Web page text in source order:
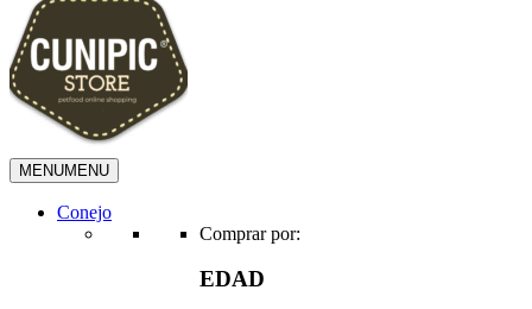
MENUMENU
Conejo
Comprar por:
EDAD